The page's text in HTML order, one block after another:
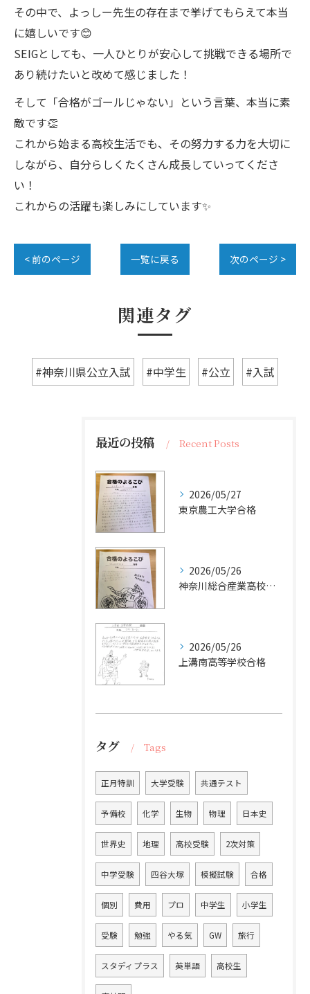
その中で、よっしー先生の存在まで挙げてもらえて本当
に嬉しいです😊
SEIGとしても、一人ひとりが安心して挑戦できる場所で
あり続けたいと改めて感じました！
そして「合格がゴールじゃない」という言葉、本当に素
敵です👏
これから始まる高校生活でも、その努力する力を大切に
しながら、自分らしくたくさん成長していってくださ
い！
これからの活躍も楽しみにしています✨
< 前のページ 一覧に戻る 次のページ >
関連タグ
#神奈川県公立入試 #中学生 #公立 #入試
最近の投稿 Recent Posts
2026/05/27
東京農工大学合格
2026/05/26
神奈川総合産業高校合格
2026/05/26
上溝南高等学校合格
タグ Tags
正月特訓 大学受験 共通テスト
予備校 化学 生物 物理 日本史
世界史 地理 高校受験 2次対策
中学受験 四谷大塚 模擬試験 合格
個別 費用 プロ 中学生 小学生
受験 勉強 やる気 GW 旅行
スタディプラス 英単語 高校生